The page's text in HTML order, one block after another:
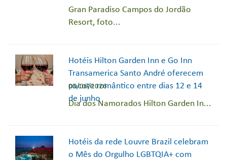
Gran Paradiso Campos do Jordão
Resort, foto...
Hotéis Hilton Garden Inn e Go Inn
Transamerica Santo André oferecem
pacote romântico entre dias 12 e 14
de junho
05/06/2026
Dia dos Namorados Hilton Garden In...
Hotéis da rede Louvre Brazil celebram
o Mês do Orgulho LGBTQIA+ com